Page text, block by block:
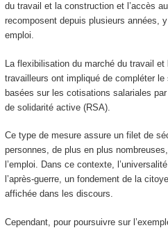
du travail et la construction et l’accès
recomposent depuis plusieurs années,
emploi.
La flexibilisation du marché du travail
travailleurs ont impliqué de compléter
basées sur les cotisations salariales
de solidarité active (RSA).
Ce type de mesure assure un filet de
personnes, de plus en plus
l’emploi. Dans ce contexte,
l’après-guerre, un fondement de la
affichée dans les discours.
Cependant, pour poursuivre sur